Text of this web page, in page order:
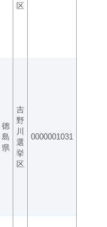
区
徳
島
県
吉
野
川
選
挙
区
0000001031